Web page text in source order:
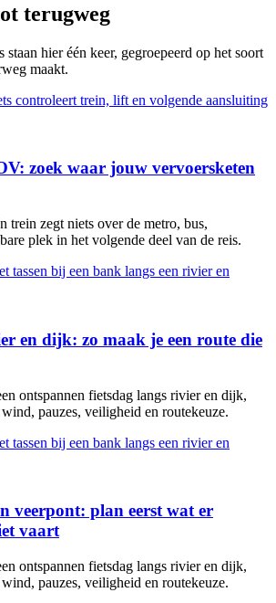
terugweg
staan hier één keer, gegroepeerd op het soort
maakt.
zoek waar jouw vervoersketen
trein zegt niets over de metro, bus,
plek in het volgende deel van de reis.
en dijk: zo maak je een route die
ontspannen fietsdag langs rivier en dijk,
pauzes, veiligheid en routekeuze.
veerpont: plan eerst wat er
vaart
ontspannen fietsdag langs rivier en dijk,
pauzes, veiligheid en routekeuze.